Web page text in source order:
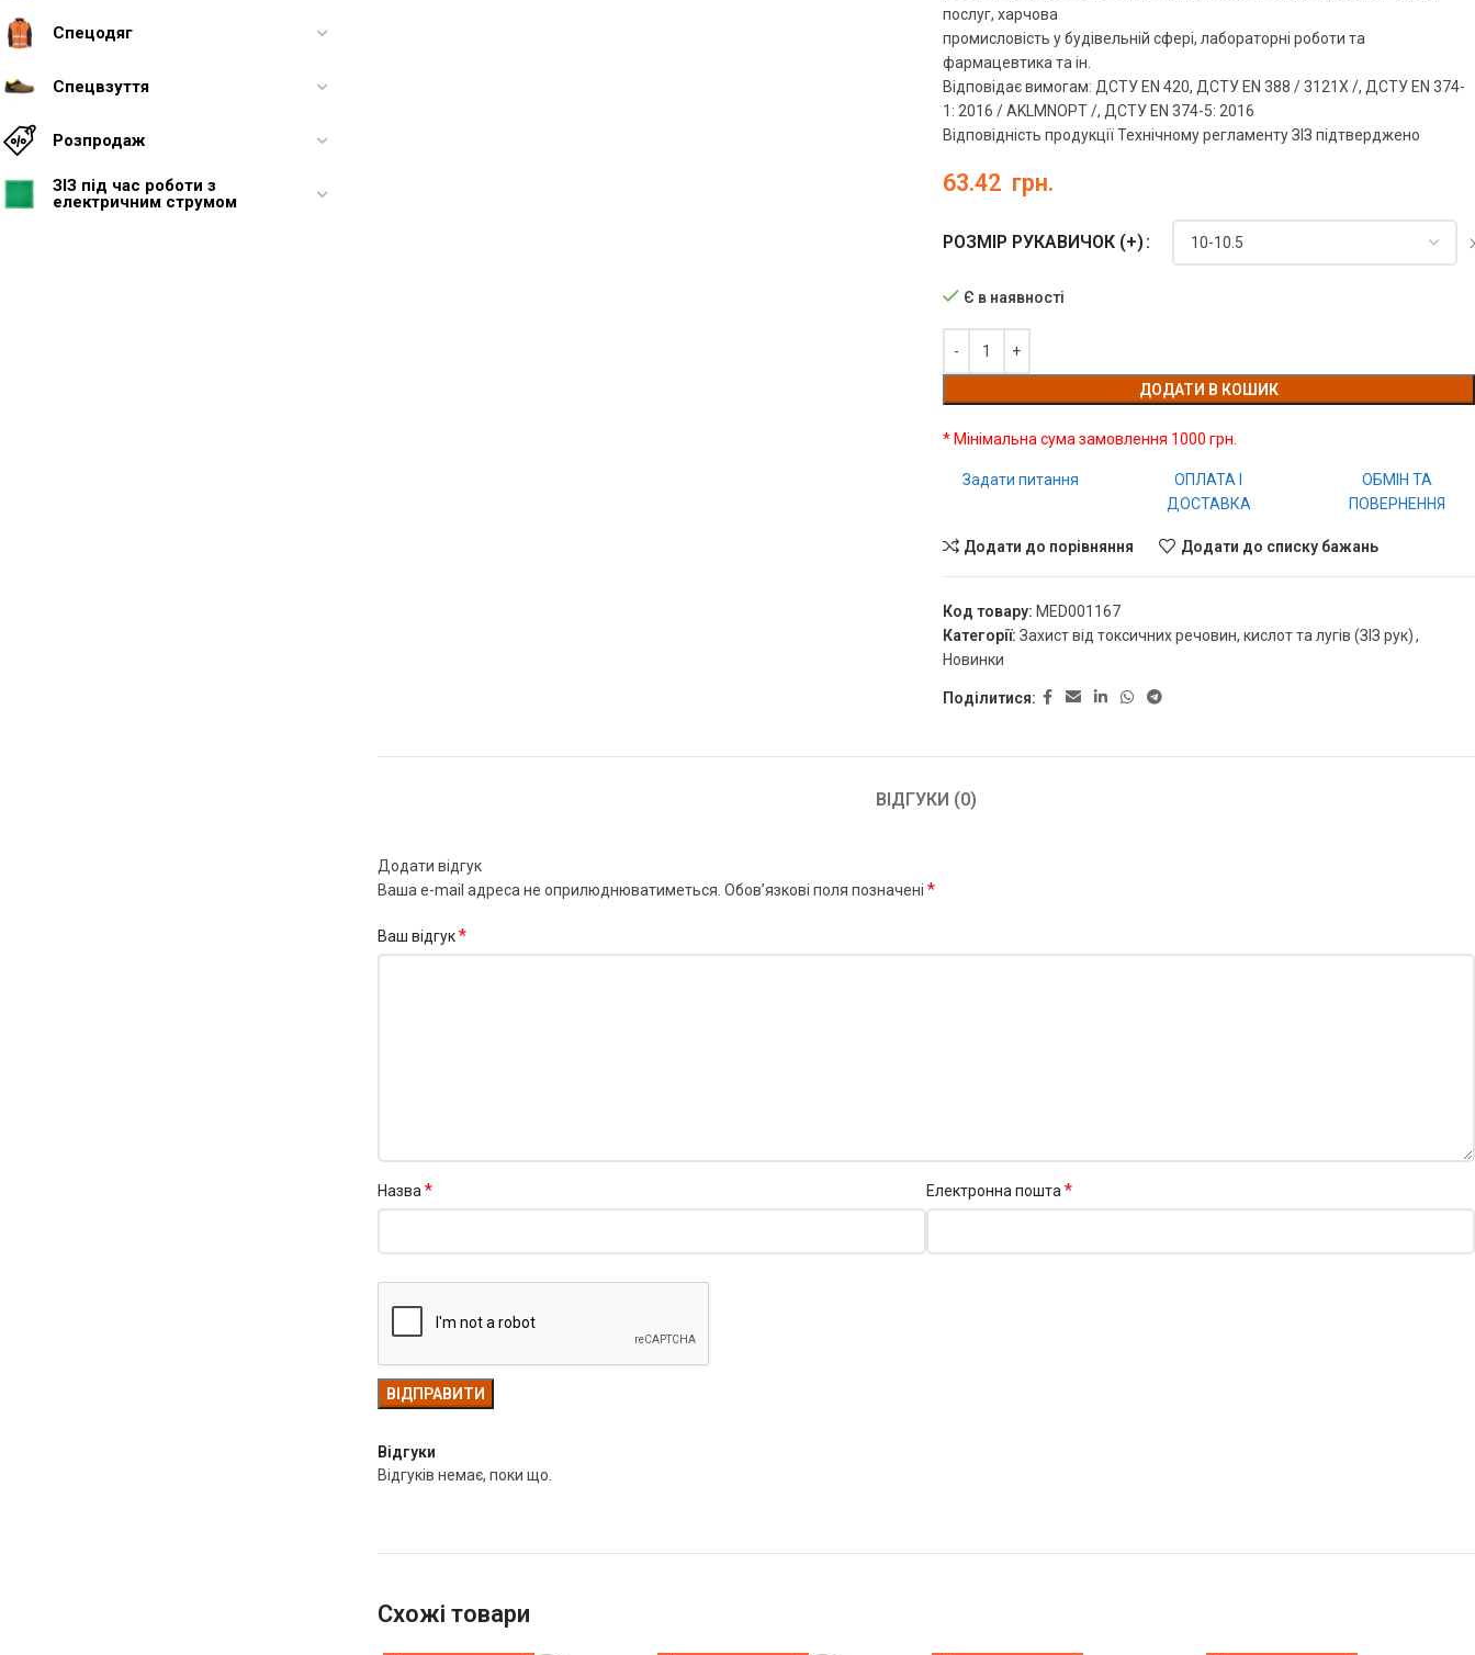
Спецодяг
Спецвзуття
Розпродаж
ЗІЗ під час роботи з
електричним струмом
послуг, харчова
промисловість у будівельній сфері, лабораторні роботи та
фармацевтика та ін.
Відповідає вимогам: ДСТУ EN 420, ДСТУ EN 388 / 3121X /, ДСТУ EN 374-
1: 2016 / AKLMNOPT /, ДСТУ EN 374-5: 2016
Відповідність продукції Технічному регламенту ЗІЗ підтверджено
63.42 грн.
РОЗМІР РУКАВИЧОК (+)
Є в наявності
ДОДАТИ В КОШИК
* Мінімальна сума замовлення 1000 грн.
Задати питання
ОПЛАТА І
ДОСТАВКА
ОБМІН ТА
ПОВЕРНЕННЯ
Додати до порівняння Додати до списку бажань
Код товару: MED001167
Категорії: Захист від токсичних речовин, кислот та лугів (ЗІЗ рук),
Новинки
Поділитися:
ВІДГУКИ (0)
Відгуки
Відгуків немає, поки що.
Додати відгук
Ваша e-mail адреса не оприлюднюватиметься. Обов’язкові поля позначені *
Ваш відгук*
Назва * Електронна пошта *
Схожі товари